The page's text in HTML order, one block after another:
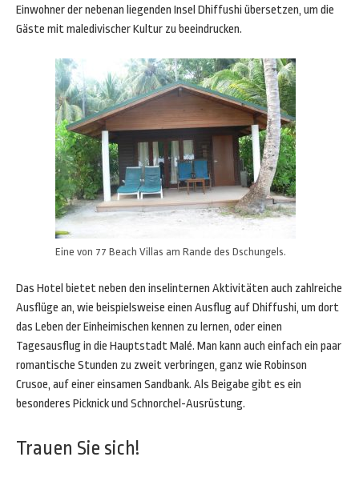
Einwohner der nebenan liegenden Insel Dhiffushi übersetzen, um die
Gäste mit maledivischer Kultur zu beeindrucken.
Eine von 77 Beach Villas am Rande des Dschungels.
Das Hotel bietet neben den inselinternen Aktivitäten auch zahlreiche
Ausflüge an, wie beispielsweise einen Ausflug auf Dhiffushi, um dort
das Leben der Einheimischen kennen zu lernen, oder einen
Tagesausflug in die Hauptstadt Malé. Man kann auch einfach ein paar
romantische Stunden zu zweit verbringen, ganz wie Robinson
Crusoe, auf einer einsamen Sandbank. Als Beigabe gibt es ein
besonderes Picknick und Schnorchel-Ausrüstung.
Trauen Sie sich!